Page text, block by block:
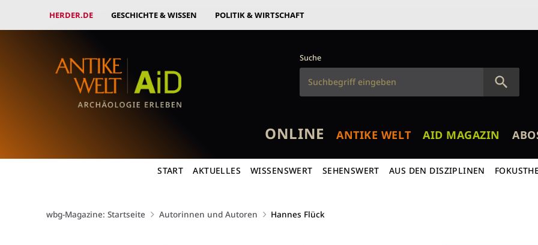
HERDER.DE GESCHICHTE & WISSEN POLITIK & WIRTSCHAFT
Suche
ONLINE ANTIKE WELT AID MAGAZIN
START AKTUELLES WISSENSWERT SEHENSWERT AUS DEN DISZIPLINEN
wbg-Magazine: Startseite Autorinnen und Autoren Hannes Flück